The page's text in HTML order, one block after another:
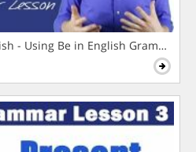
- Using Be in English Grammar